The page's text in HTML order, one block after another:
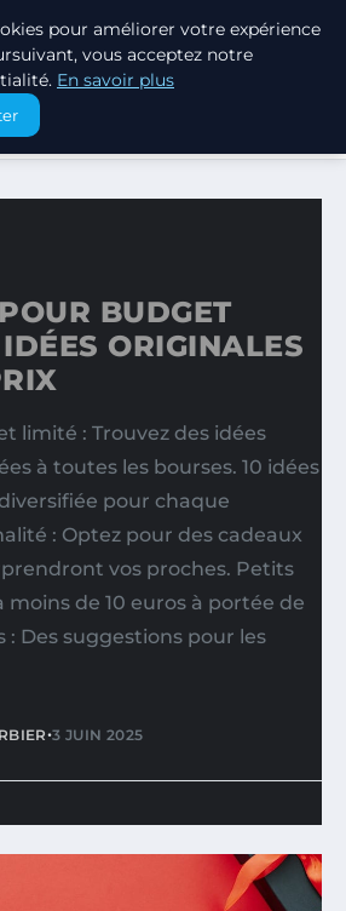
LIMITÉ : 10 IDÉES ORIGINALES À…
BUDGET
ORIGINALES
limité : Trouvez des idées
à toutes les bourses. 10 idées
pour chaque
: Optez pour des cadeaux
vos proches. Petits
moins de 10 euros à portée de
: Des suggestions pour les
•3 JUIN 2025
pour améliorer votre expérience
vous acceptez notre
En savoir plus